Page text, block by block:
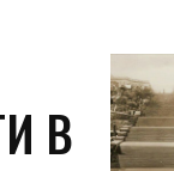
В